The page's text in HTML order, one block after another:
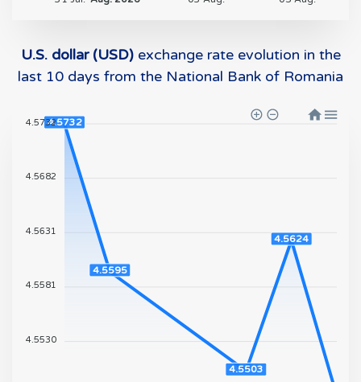
U.S. dollar (USD)exchange rate evolution in the
last 10 days from the National Bank of Romania
4.5732
4.5595
4.5503
4.5624
4.5732
4.5682
4.5631
4.5581
4.5530